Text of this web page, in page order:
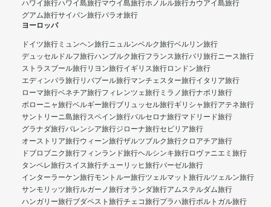
ハワイ旅行ハワイ島旅行マウイ島旅行ホノルル旅行カウアイ島旅行
グアム旅行サイパン旅行パラオ旅行
ヨーロッパ
ドイツ旅行 ミュンヘン旅行ニュルンベルク旅行ベルリン旅行
デュッセルドルフ旅行ハンブルク旅行フランス旅行パリ旅行ニース旅行
ストラスブール旅行リヨン旅行イギリス旅行ロンドン旅行
エディンバラ旅行リバプール旅行マンチェスター旅行イタリア旅行
ローマ旅行ベネチア旅行フィレンツェ旅行 ミラノ旅行ナポリ旅行
ボローニャ旅行ベルギー旅行ブリュッセル旅行ギリシャ旅行アテネ旅行
サントリーニ島旅行スペイン旅行バルセロナ旅行マドリード旅行
グラナダ旅行バレンシア旅行ジローナ旅行セビリア旅行
オーストリア旅行ウィーン旅行ザルツブルク旅行クロアチア旅行
ドブロブニク旅行フィンランド旅行ヘルシンキ旅行ロヴァニエミ旅行
タンペレ旅行スイス旅行チューリッヒ旅行バーゼル旅行
インターラーケン旅行モントルー旅行ツェルマット旅行ルツェルン旅行
サンモリッツ旅行ルガーノ旅行オランダ旅行アムステルダム旅行
ハンガリー旅行ブダペスト旅行チェコ旅行プラハ旅行ポルトガル旅行